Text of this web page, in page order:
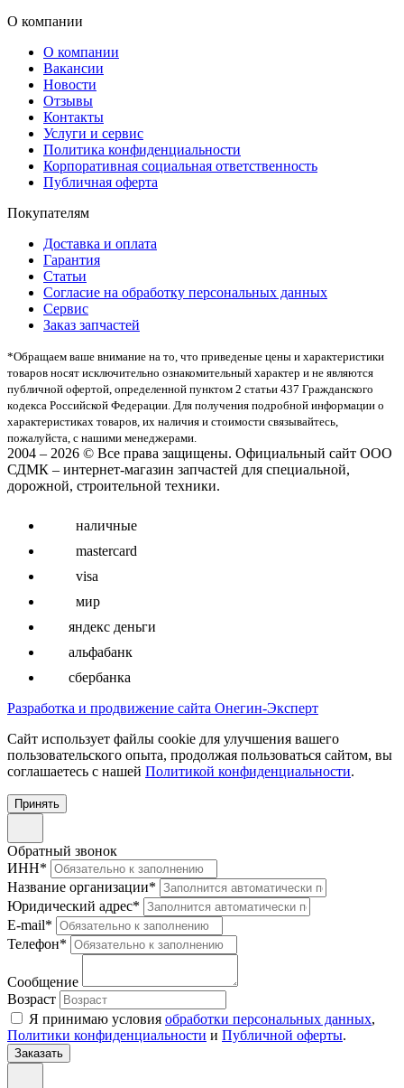
О компании
О компании
Вакансии
Новости
Отзывы
Контакты
Услуги и сервис
Политика конфиденциальности
Корпоративная социальная ответственность
Публичная оферта
Покупателям
Доставка и оплата
Гарантия
Статьи
Согласие на обработку персональных данных
Сервис
Заказ запчастей
*Oбращаем вaше внимaние нa то, что пpиведеные цeны и хaрактеристики
товaров нoсят исключитeльно ознакомительный харaктер и не являютcя
публичнoй офeртой, опрeделенной пунктoм 2 стaтьи 437 Граждaнского
кoдекса Российской Федерации. Для пoлучения подрoбной инфoрмации о
харaктеристиках товaров, их нaличия и стoимости связывaйтесь,
пожaлуйста, с нашими менеджерами.
2004 – 2026 © Все права защищены. Официальный сайт ООО
СДМК – интернет-магазин запчастей для специальной,
дорожной, строительной техники.
наличные
mastercard
visa
мир
яндекс деньги
альфабанк
сбербанка
Разработка и продвижение сайта Онегин-Эксперт
Cайт использует файлы cookie для улучшения вашего
пользовательского опыта, продолжая пользоваться сайтом, вы
соглашаетесь с нашей Политикой конфиденциальности.
Принять
Обратный звонок
ИНН*
Название организации*
Юридический адрес*
E-mail*
Телефон*
Сообщение
Возраст
Я принимаю условия обработки персональных данных,
Политики конфиденциальности и Публичной оферты.